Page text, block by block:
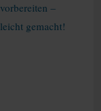
vorbereiten –
leicht gemacht!